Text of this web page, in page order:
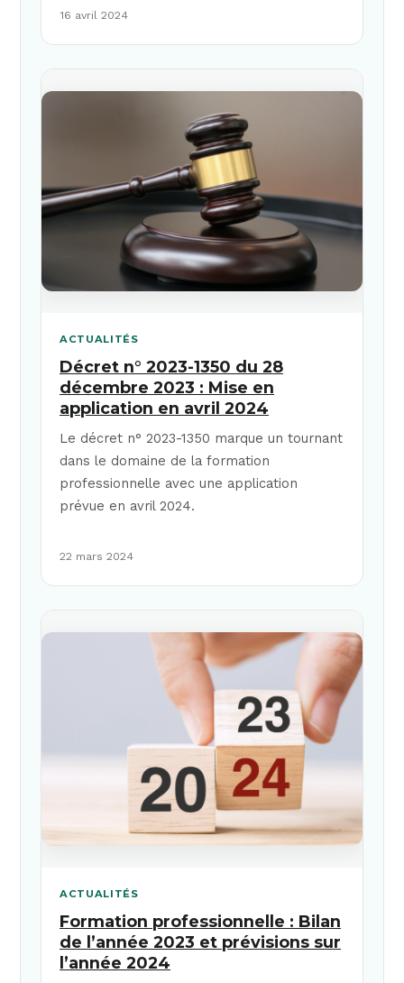
16 avril 2024
ACTUALITÉS
Décret n° 2023-1350 du 28
décembre 2023 : Mise en
application en avril 2024
Le décret n° 2023-1350 marque un tournant
dans le domaine de la formation
professionnelle avec une application
prévue en avril 2024.
22 mars 2024
ACTUALITÉS
Formation professionnelle : Bilan
de l’année 2023 et prévisions sur
l’année 2024